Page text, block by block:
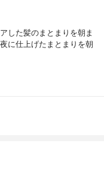
した髪のまとまりを朝ま
に仕上げたまとまりを朝